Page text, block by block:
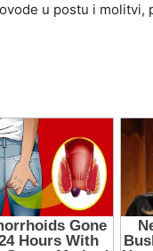
u postu i molitvi,